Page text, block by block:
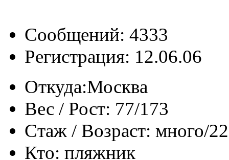
Сообщений: 4333
Регистрация: 12.06.06
Откуда:Москва
Вес / Рост: 77/173
Стаж / Возраст: много/22
Кто: пляжник